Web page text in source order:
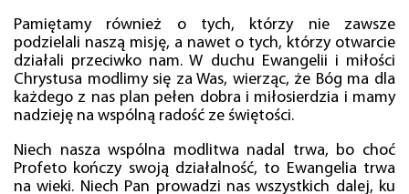
Pamiętamy również o tych, którzy nie zawsze
podzielali naszą misję, a nawet o tych, którzy otwarcie
działali przeciwko nam. W duchu Ewangelii i miłości
Chrystusa modlimy się za Was, wierząc, że Bóg ma dla
każdego z nas plan pełen dobra i miłosierdzia i mamy
nadzieję na wspólną radość ze świętości.
Niech nasza wspólna modlitwa nadal trwa, bo choć
Profeto kończy swoją działalność, to Ewangelia trwa
na wieki. Niech Pan prowadzi nas wszystkich dalej, ku